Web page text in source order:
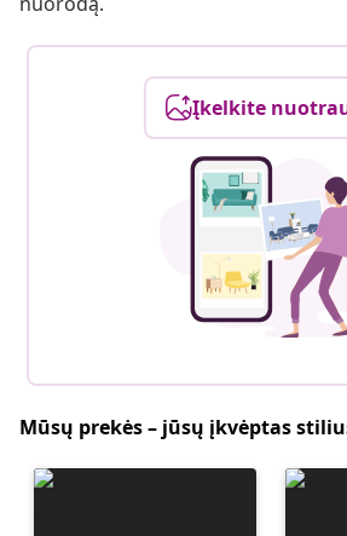
Įkelkite
Mūsų prekės – jūsų įkvėptas